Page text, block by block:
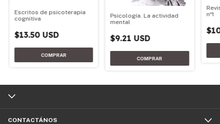
Escritos de psicoterapia
cognitiva
$13.50 USD
Psicología. La actividad
mental
$9.21 USD
nº1
CONTACTÁNOS